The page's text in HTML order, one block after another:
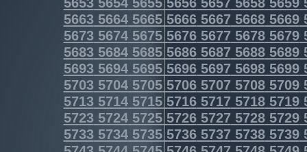
5663566456655666566756685669
5673567456755676567756785679
5683568456855686568756885689
5693569456955696569756985699
5703570457055706570757085709
5713571457155716571757185719
5723572457255726572757285729
5733573457355736573757385739